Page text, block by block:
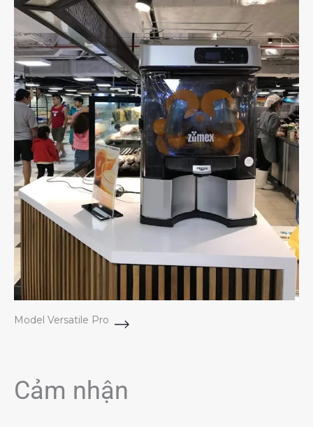
Model Versatile Pro
Cảm nhận